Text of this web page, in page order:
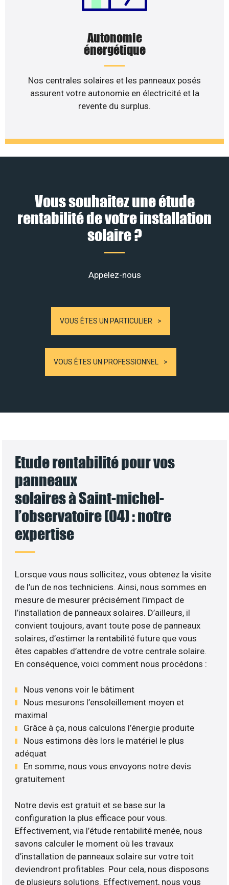
Autonomie
énergétique
Nos centrales solaires et les panneaux posés
assurent votre autonomie en électricité et la
revente du surplus.
Vous souhaitez une étude
rentabilité de votre installation
solaire ?
Appelez-nous
VOUS ÊTES UN PARTICULIER
VOUS ÊTES UN PROFESSIONNEL
Etude rentabilité pour vos
panneaux
solaires à Saint-michel-
l’observatoire (04) : notre
expertise
Lorsque vous nous sollicitez, vous obtenez la visite
de l’un de nos techniciens. Ainsi, nous sommes en
mesure de mesurer précisément l’impact de
l’installation de panneaux solaires. D’ailleurs, il
convient toujours, avant toute pose de panneaux
solaires, d’estimer la rentabilité future que vous
êtes capables d’attendre de votre centrale solaire.
En conséquence, voici comment nous procédons :
Nous venons voir le bâtiment
Nous mesurons l’ensoleillement moyen et
maximal
Grâce à ça, nous calculons l’énergie produite
Nous estimons dès lors le matériel le plus
adéquat
En somme, nous vous envoyons notre devis
gratuitement
Notre devis est gratuit et se base sur la
configuration la plus efficace pour vous.
Effectivement, via l’étude rentabilité menée, nous
savons calculer le moment où les travaux
d’installation de panneaux solaire sur votre toit
deviendront profitables. Pour cela, nous disposons
de plusieurs solutions. Effectivement, nous vous